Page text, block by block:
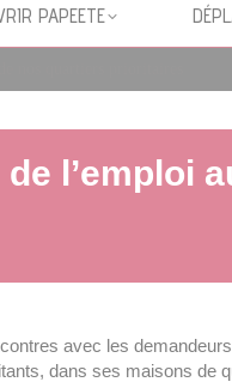
PAPEETE
l’emploi
avec les
dans ses maisons de